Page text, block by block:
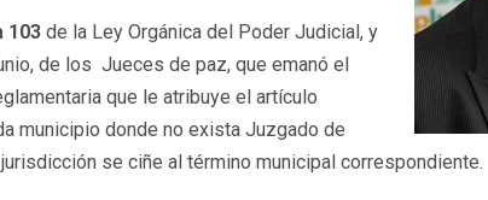
103 de la Ley Orgánica del Poder Judicial, y
de los Jueces de paz, que emanó el
que le atribuye el artículo
municipio donde no exista Juzgado de
se ciñe al término municipal correspondiente.